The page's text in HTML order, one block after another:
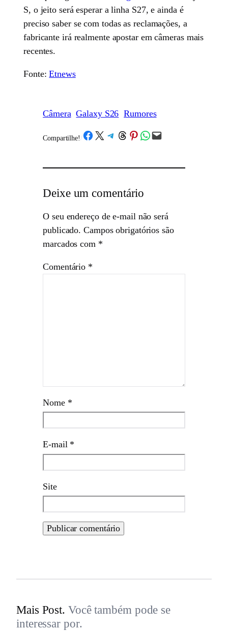
S, o jeito será esperar a linha S27, e ainda é
preciso saber se com todas as reclamações, a
fabricante irá realmente apostar em câmeras mais
recentes.
Fonte:Etnews
Câmera Galaxy S26 Rumores
Compartilhe! /Share on Facebook
Share on X Share on Telegram
Share on Threads
Share on Pinterest
Share on WhatsApp
Email this Page
Deixe um comentário
O seu endereço de e-mail não será
publicado. Campos obrigatórios são
marcados com *
Comentário *
Nome *
E-mail *
Site
Mais Post. Você também pode se
interessar por.